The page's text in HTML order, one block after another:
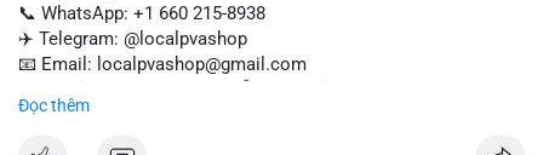
📞 WhatsApp: +1 660 215-8938
✈️ Telegram: @localpvashop
📧 Email: localpvashop@gmail.com
quảng cáo của bạn. Đặt mua hôm nay!
Đọc thêm